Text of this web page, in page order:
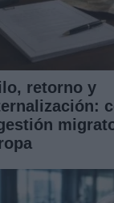
retorno y